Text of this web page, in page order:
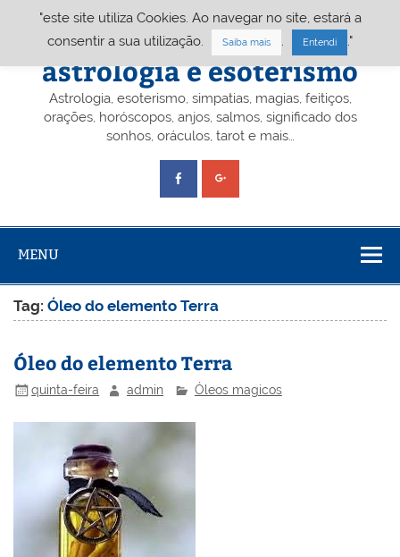
Portal A&E – Portal
astrologia e esoterismo
Astrologia, esoterismo, simpatias, magias, feitiços,
orações, horóscopos, anjos, salmos, significado dos
sonhos, oráculos, tarot e mais…
MENU
Tag:Óleo do elemento Terra
Óleo do elemento Terra
quinta-feira admin Óleos magicos
"este site utiliza Cookies. Ao navegar no site, estará a
consentir a sua utilização.
Saiba mais Entendi ."